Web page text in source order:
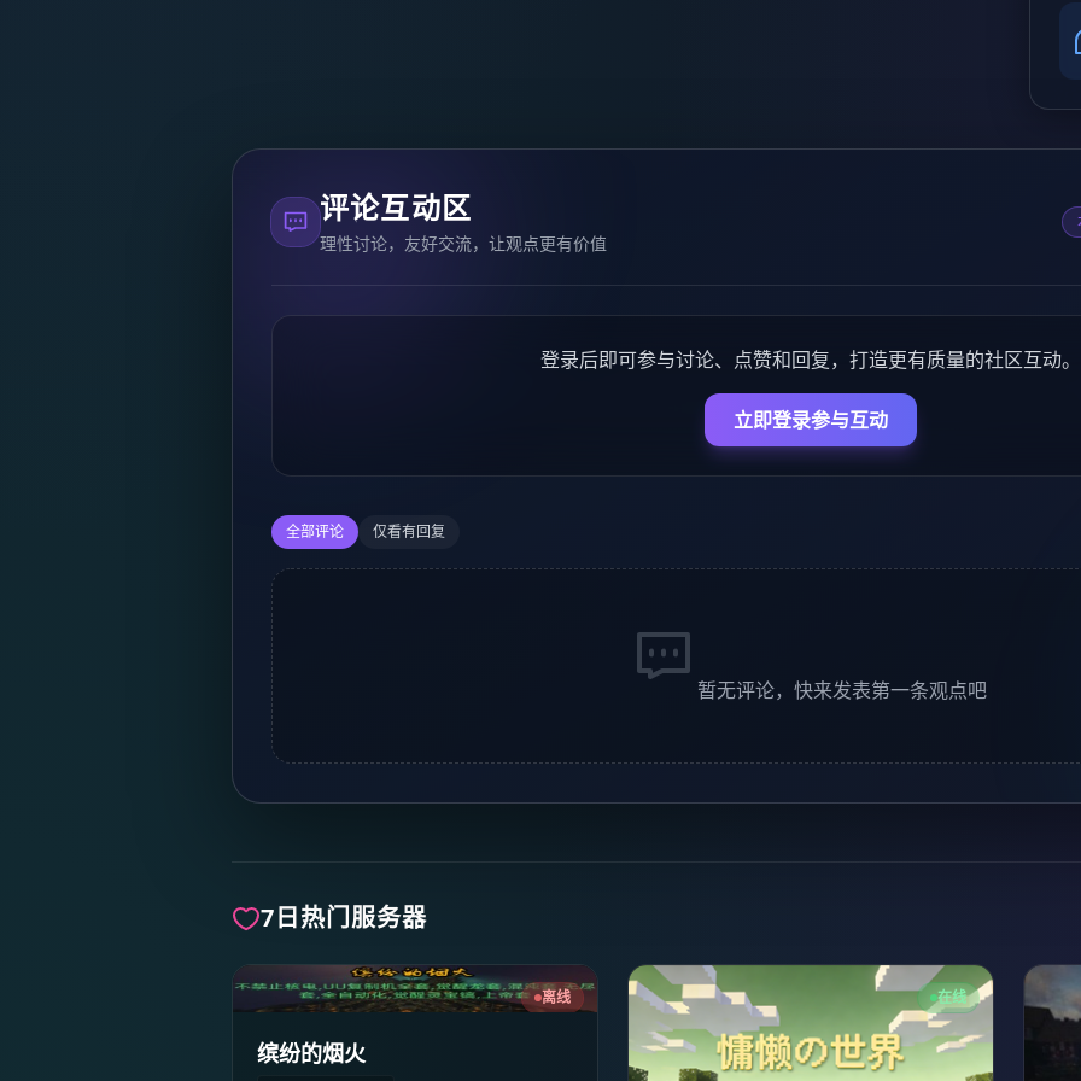
评论互动区
理性讨论，友好交流，让观点更有价值
登录后即可参与讨论、点赞和回复，打造更有质量的社区互动。
立即登录参与互动
全部评论 仅看有回复
暂无评论，快来发表第一条观点吧
7日热门服务器
离线
缤纷的烟火
在线